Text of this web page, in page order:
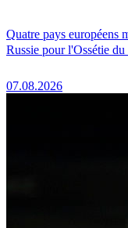
Quatre pays européens
Russie pour l'Ossétie du
07.08.2026